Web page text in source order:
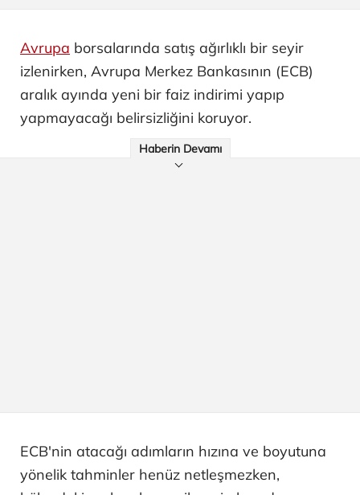
Avrupa borsalarında satış ağırlıklı bir seyir
izlenirken, Avrupa Merkez Bankasının (ECB)
aralık ayında yeni bir faiz indirimi yapıp
yapmayacağı belirsizliğini koruyor.
Haberin Devamı
ECB'nin atacağı adımların hızına ve boyutuna
yönelik tahminler henüz netleşmezken,